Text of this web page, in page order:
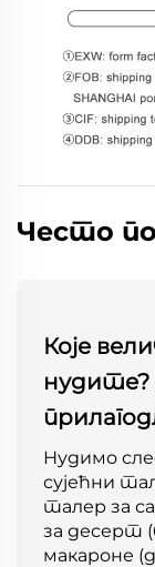
Често
Које
нудите?
Нудимо
сујећни
талер за
за десерт
макароне